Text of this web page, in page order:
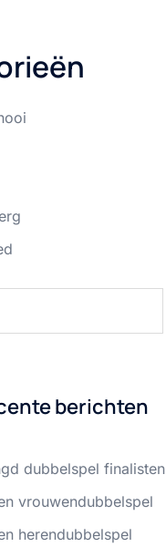
berichten
dubbelspel finalisten
vrouwendubbelspel
herendubbelspel